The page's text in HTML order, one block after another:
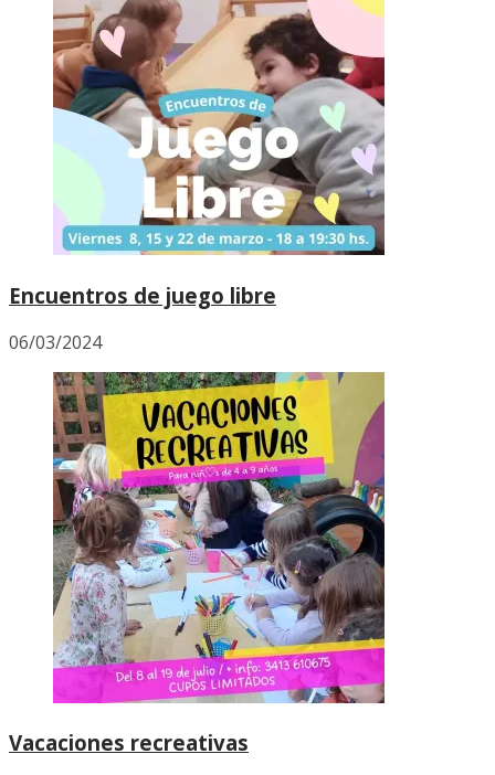
Encuentros de juego libre
06/03/2024
Vacaciones recreativas